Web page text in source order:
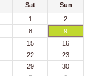
Sat
Sun
1
2
8
9
15
16
22
23
29
30